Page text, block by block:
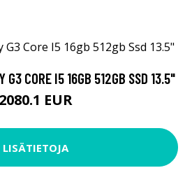
G3 CORE I5 16GB 512GB SSD 13.5"
2080.1 EUR
LISÄTIETOJA